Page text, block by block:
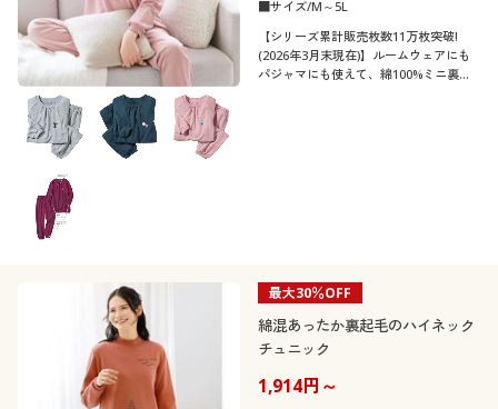
■サイズ/M～5L
【シリーズ累計販売枚数11万枚突破!
(2026年3月末現在)】ルームウェアにも
パジャマにも使えて、綿100%ミニ裏毛
最大30％OFF
綿混あったか裏起毛のハイネック
チュニック
1,914円～